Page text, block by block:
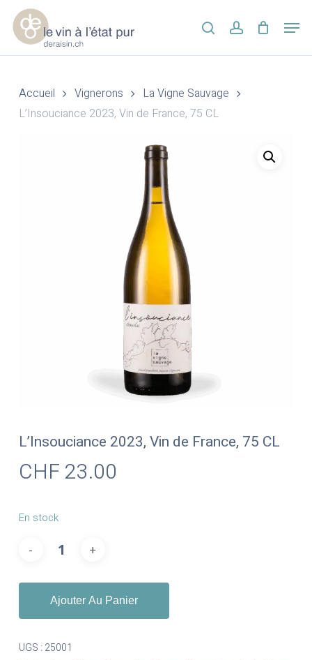
Skip
main
content
searchaccount
Accueil Vignerons
La Vigne Sauvage
L’Insouciance 2023, Vin de France, 75 CL
L’Insouciance 2023, Vin de France, 75 CL
CHF 23.00
En stock
Ajouter Au Panier
UGS : 25001
Menu